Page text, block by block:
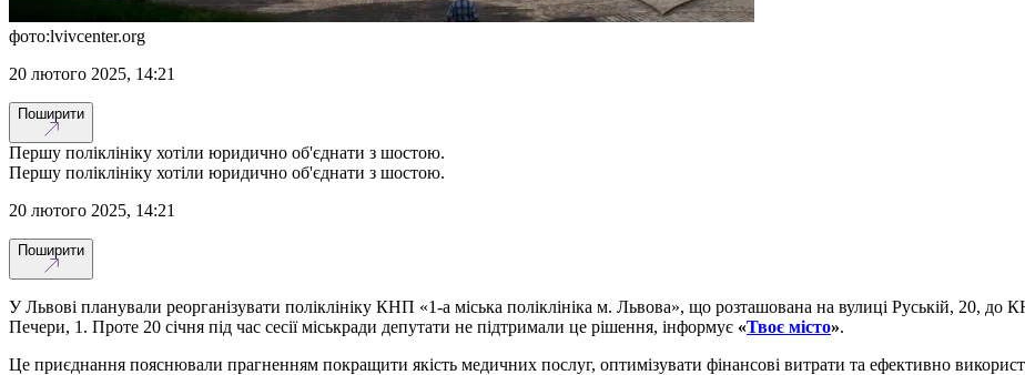
фото:lvivcenter.org
20 лютого 2025, 14:21
Поширити
Першу поліклініку хотіли юридично об'єднати з шостою.
Першу поліклініку хотіли юридично об'єднати з шостою.
20 лютого 2025, 14:21
Поширити
У Львові планували реорганізувати поліклініку КНП «1-а міська поліклініка м. Львова», що розташована на вулиці Руській, 20, до
Печери, 1. Проте 20 січня під час сесії міськради депутати не підтримали це рішення, інформує «Твоє місто».
Це приєднання пояснювали прагненням покращити якість медичних послуг, оптимізувати фінансові витрати та ефективно